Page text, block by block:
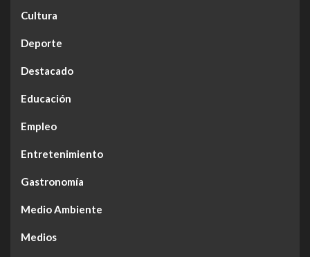
Cultura
Deporte
Destacado
Educación
Empleo
Entretenimiento
Gastronomía
Medio Ambiente
Medios